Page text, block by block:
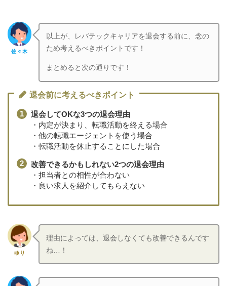
佐々木
以上が、レバテックキャリアを退会する前に、念の
ため考えるべきポイントです！
まとめると次の通りです！
退会前に考えるべきポイント
退会してOKな3つの退会理由
・内定が決まり、転職活動を終える場合
・他の転職エージェントを使う場合
・転職活動を休止することにした場合
改善できるかもしれない2つの退会理由
・担当者との相性が合わない
・良い求人を紹介してもらえない
ゆり
理由によっては、退会しなくても改善できるんです
ね…！